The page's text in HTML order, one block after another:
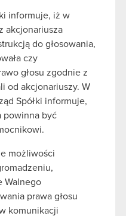
informuje, iż w
akcjonariusza
do głosowania,
czy
głosu zgodnie z
od akcjonariuszy. W
Spółki informuje,
powinna być
możliwości
Walnego
prawa głosu
komunikacji